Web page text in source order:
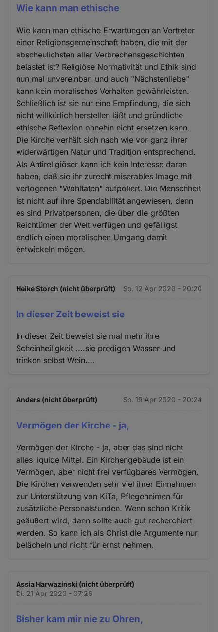
Wie kann man ethische
Wie kann man ethische Erwartungen an Vertreter
einer Religionsgemeinschaft haben, die mit der
abscheulichsten aller Verbrechensgeschichten
belastet ist? Religiöse Normativität und Ethik sind
nun mal unvereinbar, und auch "Nächstenliebe"
kann kein moralisches Verhalten gewährleisten.
Schließlich ist sie nur eine Empfindung, die sich
nicht willkürlich herstellen läßt und gründliche
ethische Reflexion ohnehin nicht ersetzen kann.
Die Kirche verhält sich nach wie vor ganz ihrer
widerwärtigen Natur und Tradition entsprechend.
Als Antireligiöser kann ich kein Interesse daran
haben, daß sie ihr zurecht miserables Image mit
verlogenen "Wohltaten" aufpoliert. Die Menschheit
ist nicht auf ihre Spendabilität angewiesen, denn
es sind Privatpersonen, die über die größten
Reichtümer der Welt verfügen und gefälligst
endlich einen moralischen Umgang damit
entwickeln mögen.
Heike Storch (nicht überprüft) So. 12 Apr 2020 - 20:20
In dieser Zeit beweist sie
In dieser Zeit beweist sie mal mehr ihre
Scheinheiligkeit ....sie predigen Wasser und
trinken selbst Wein....
Anders (nicht überprüft) So. 19 Apr 2020 - 20:24
Vermögen der Kirche - ja,
Vermögen der Kirche - ja, aber das sind nicht
alles liquide Mittel. Ein Kirchengebäude ist ein
Vermögen, aber nicht frei verfügbares Vermögen.
Die Kirchen verwenden sehr viel ihrer Einnahmen
zur Unterstützung von KiTa, Pflegeheimen für
zusätzliche Personalstunden. Wenn schon Kritik
geäußert wird, dann sollte auch gut recherchiert
werden. So kann ich als Christ die Argumente nur
belächeln und nicht für ernst nehmen.
Assia Harwazinski (nicht überprüft)
Di. 21 Apr 2020 - 07:26
Bisher kam mir nie zu Ohren,